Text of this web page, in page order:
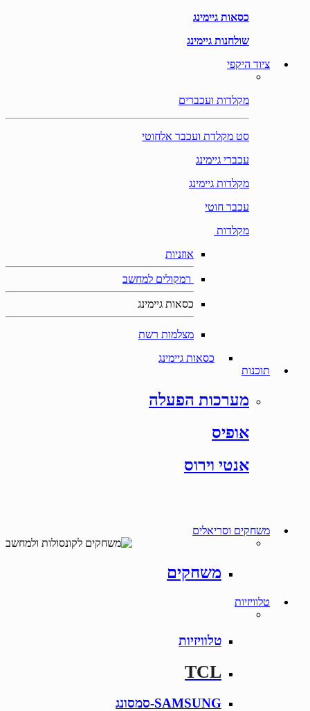
כסאות גיימינג
שולחנות גיימינג
ציוד היקפי
מקלדות ועכברים
סט מקלדת ועכבר אלחוטי
עכברי גיימינג
מקלדות גיימינג
עכבר חוטי
מקלדות
אוזניות
רמקולים למחשב
כסאות גיימינג
מצלמות רשת
כסאות גיימינג
תוכנות
מערכות הפעלה
אופיס
אנטי וירוס
משחקים וסריאלים
משחקים
טלוויזיות
טלוויזיות
TCL
SAMSUNG-סמסונג